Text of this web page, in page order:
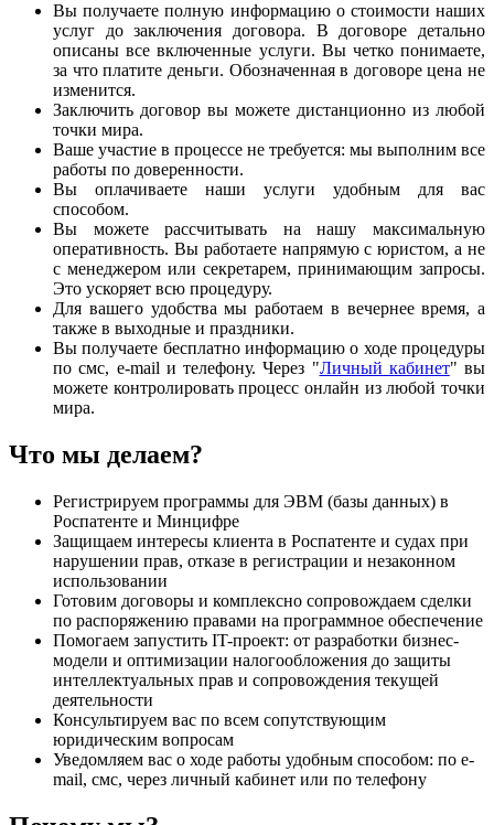
Вы получаете полную информацию о стоимости наших
услуг до заключения договора. В договоре детально
описаны все включенные услуги. Вы четко понимаете,
за что платите деньги. Обозначенная в договоре цена не
изменится.
Заключить договор вы можете дистанционно из любой
точки мира.
Ваше участие в процессе не требуется: мы выполним все
работы по доверенности.
Вы оплачиваете наши услуги удобным для вас
способом.
Вы можете рассчитывать на нашу максимальную
оперативность. Вы работаете напрямую с юристом, а не
с менеджером или секретарем, принимающим запросы.
Это ускоряет всю процедуру.
Для вашего удобства мы работаем в вечернее время, а
также в выходные и праздники.
Вы получаете бесплатно информацию о ходе процедуры
по смс, e-mail и телефону. Через "Личный кабинет" вы
можете контролировать процесс онлайн из любой точки
мира.
Что мы делаем?
Регистрируем программы для ЭВМ (базы данных) в
Роспатенте и Минцифре
Защищаем интересы клиента в Роспатенте и судах при
нарушении прав, отказе в регистрации и незаконном
использовании
Готовим договоры и комплексно сопровождаем сделки
по распоряжению правами на программное обеспечение
Помогаем запустить IT-проект: от разработки бизнес-
модели и оптимизации налогообложения до защиты
интеллектуальных прав и сопровождения текущей
деятельности
Консультируем вас по всем сопутствующим
юридическим вопросам
Уведомляем вас о ходе работы удобным способом: по e-
mail, смс, через личный кабинет или по телефону